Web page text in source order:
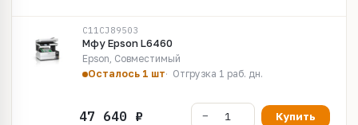
C11CJ89503
Мфу Epson L6460
Epson, Совместимый
Осталось 1 шт
Отгрузка 1 раб. дн.
Купить